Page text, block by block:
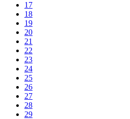
17
18
19
20
21
22
23
24
25
26
27
28
29